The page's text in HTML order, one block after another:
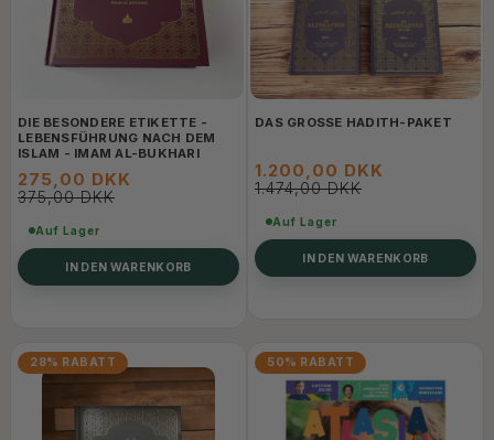
DIE BESONDERE ETIKETTE -
LEBENSFÜHRUNG NACH DEM
ISLAM - IMAM AL-BUKHARI
275,00 DKK
375,00 DKK
Auf Lager
IN DEN WARENKORB
DAS GROSSE HADITH-PAKET
1.200,00 DKK
1.474,00 DKK
Auf Lager
IN DEN WARENKORB
28% RABATT 50% RABATT